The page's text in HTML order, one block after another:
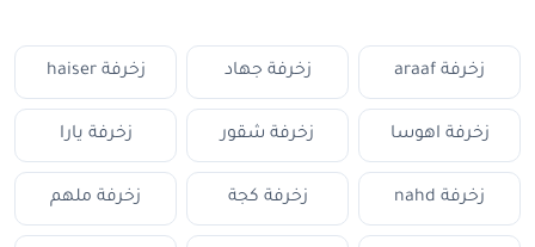
زخرفة araaf زخرفة جهاد زخرفة haiser
زخرفة اهوسا زخرفة شقور زخرفة يارا
زخرفة nahd زخرفة كجة زخرفة ملهم